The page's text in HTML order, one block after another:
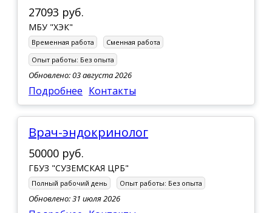
27093 руб.
МБУ "ХЭК"
Временная работа
Сменная работа
Опыт работы: Без опыта
Обновлено: 03 августа 2026
Подробнее Контакты
Врач-эндокринолог
50000 руб.
ГБУЗ "СУЗЕМСКАЯ ЦРБ"
Полный рабочий день Опыт работы: Без опыта
Обновлено: 31 июля 2026